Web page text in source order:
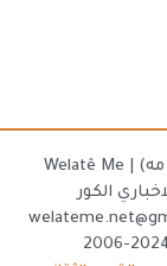
(ولاتي مه) | Welatê Me
الكور
2006-